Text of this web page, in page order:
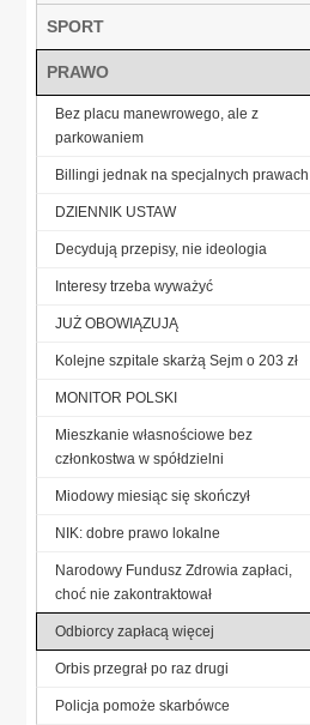
SPORT
PRAWO
Bez placu manewrowego, ale z
parkowaniem
Billingi jednak na specjalnych prawach
DZIENNIK USTAW
Decydują przepisy, nie ideologia
Interesy trzeba wyważyć
JUŻ OBOWIĄZUJĄ
Kolejne szpitale skarżą Sejm o 203 zł
MONITOR POLSKI
Mieszkanie własnościowe bez
członkostwa w spółdzielni
Miodowy miesiąc się skończył
NIK: dobre prawo lokalne
Narodowy Fundusz Zdrowia zapłaci,
choć nie zakontraktował
Odbiorcy zapłacą więcej
Orbis przegrał po raz drugi
Policja pomoże skarbówce